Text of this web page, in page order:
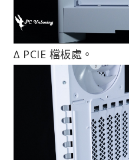
∆ PCIE 檔板處。